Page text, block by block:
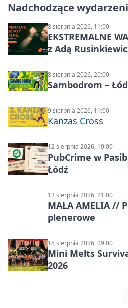
Nadchodzące
8 sierpnia 2026, 11:00
EKSTREMALNE
z Adą
8 sierpnia 2026, 20:00
Sambodrom –
9 sierpnia 2026, 11:00
Kanzas Cross
12 sierpnia 2026, 19:00
PubCrime w
Łódź
13 sierpnia 2026, 21:00
MAŁA AMELIA //
plenerowe
15 sierpnia 2026, 09:00
Mini Melts
2026